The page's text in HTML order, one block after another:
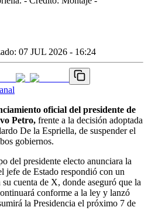
07 JUL 2026 - 16:24
oficial del presidente de
Petro, frente a la decisión adoptada
De la Espriella, de suspender el
gobiernos.
del presidente electo anunciara la
jefe de Estado respondió con un
cuenta de X, donde aseguró que la
conforme a la ley y lanzó
la Presidencia el próximo 7 de